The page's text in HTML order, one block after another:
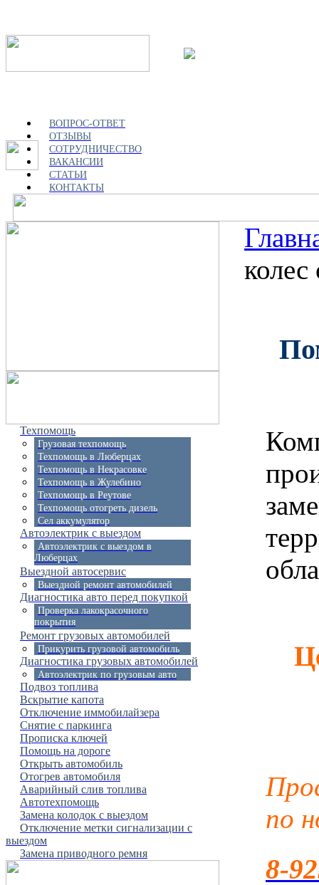
ВОПРОС-ОТВЕТ
ОТЗЫВЫ
СОТРУДНИЧЕСТВО
ВАКАНСИИ
СТАТЬИ
КОНТАКТЫ
Техпомощь
Грузовая техпомощь
Техпомощь в Люберцах
Техпомощь в Некрасовке
Техпомощь в Жулебино
Техпомощь в Реутове
Техпомощь отогреть дизель
Сел аккумулятор
Автоэлектрик с выездом
Автоэлектрик с выездом в
Люберцах
Выездной автосервис
Выездной ремонт автомобилей
Диагностика авто перед покупкой
Проверка лакокрасочного
покрытия
Ремонт грузовых автомобилей
Прикурить грузовой автомобиль
Диагностика грузовых автомобилей
Автоэлектрик по грузовым авто
Подвоз топлива
Вскрытие капота
Отключение иммобилайзера
Снятие с паркинга
Прописка ключей
Помощь на дороге
Открыть автомобиль
Отогрев автомобиля
Аварийный слив топлива
Автотехпомощь
Замена колодок с выездом
Отключение метки сигнализации с
выездом
Замена приводного ремня
колес
по
8-